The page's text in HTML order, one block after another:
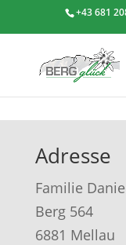
+43 681
Adresse
Familie
Berg 564
6881 Mellau